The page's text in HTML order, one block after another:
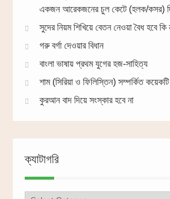
একজন আরেকজনের চুল কেটে (হলক/কসর)
সুদের নিয়ম শিখিয়ে বেতন নেওয়া বৈধ হবে কি
গরু বর্গা দেওয়ার বিধান
বাংলা ভাষায় প্রথম যুগের হজ-সাহিত্য
শাম (সিরিয়া ও ফিলিস্তিন) সম্পর্কিত
কুরআন বাদ দিয়ে সংস্কার হবে না
ক্যাটাগরি